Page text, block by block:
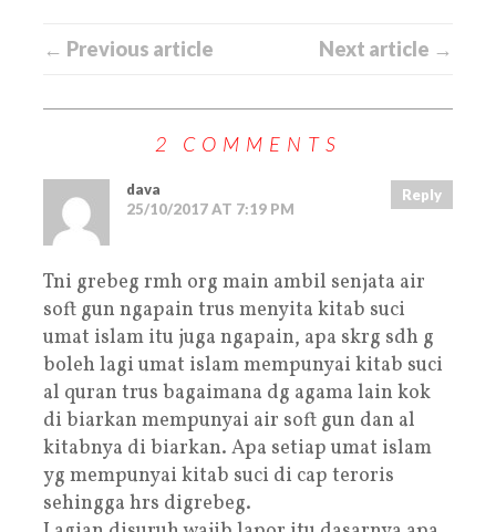
← Previous article Next article →
2 COMMENTS
dava
25/10/2017 AT 7:19 PM
Reply
Tni grebeg rmh org main ambil senjata air
soft gun ngapain trus menyita kitab suci
umat islam itu juga ngapain, apa skrg sdh g
boleh lagi umat islam mempunyai kitab suci
al quran trus bagaimana dg agama lain kok
di biarkan mempunyai air soft gun dan al
kitabnya di biarkan. Apa setiap umat islam
yg mempunyai kitab suci di cap teroris
sehingga hrs digrebeg.